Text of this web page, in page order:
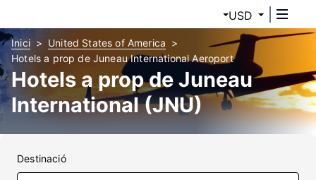
USD
Inici
United States of America
Hotels a prop de Juneau International Aeroport
Hotels a prop de Juneau
International (JNU)
Destinació